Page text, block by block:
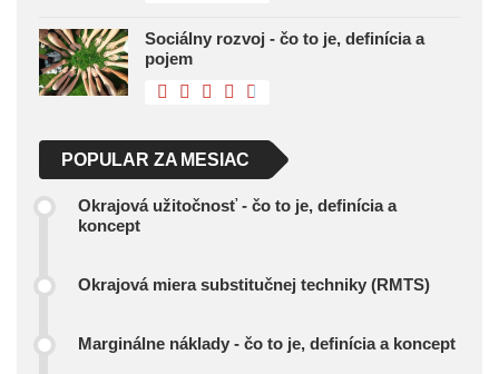
Sociálny rozvoj - čo to je, definícia a
pojem
POPULAR ZA MESIAC
Okrajová užitočnosť - čo to je, definícia a
koncept
Okrajová miera substitučnej techniky (RMTS)
Marginálne náklady - čo to je, definícia a koncept